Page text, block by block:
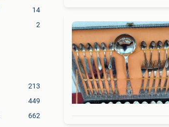
14
2
213
449
662